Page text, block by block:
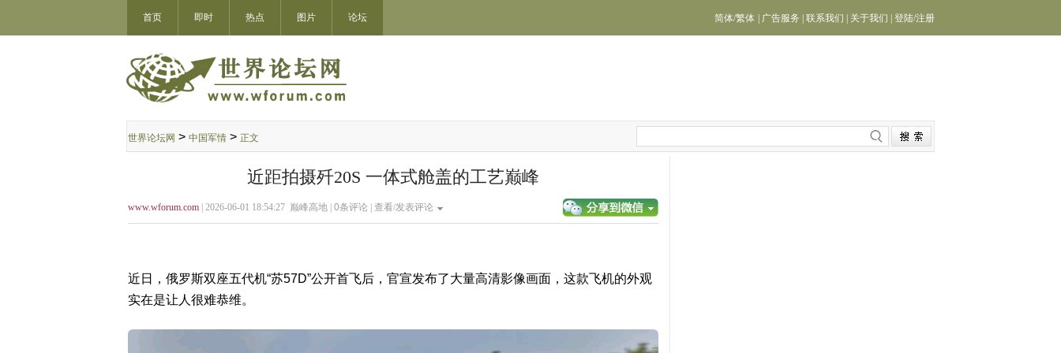
首页 即时 热点 图片 论坛 简体/繁体 广告服务 联系我们 关于我们 登陆/注册
世界论坛网 > 中国军情 > 正文
近距拍摄歼20S 一体式舱盖的工艺巅峰
www.wforum.com | 2026-06-01 18:54:27 巅峰高地 | 0条评论 | 查看/发表评论
近日，俄罗斯双座五代机“苏57D”公开首飞后，官宣发布了大量高清影像画面，这款飞机的外观
实在是让人很难恭维。